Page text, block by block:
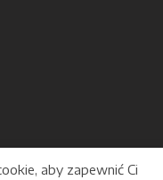
aby zapewnić Ci